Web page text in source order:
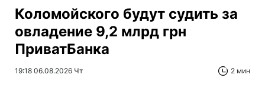
Коломойского будут судить за
овладение 9,2 млрд грн
ПриватБанка
19:18 06.08.2026 Чт 2 мин